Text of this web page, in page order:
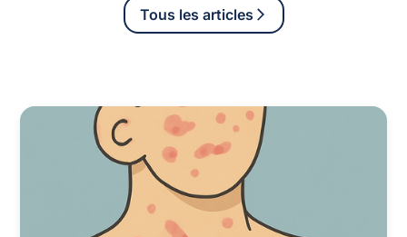
Tous les articles